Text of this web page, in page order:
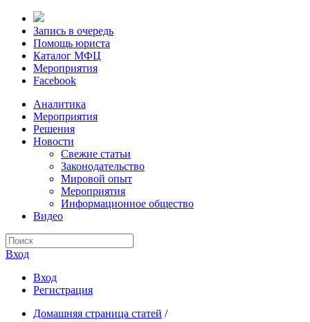
Запись в очередь
Помощь юриста
Каталог МФЦ
Мероприятия
Facebook
Аналитика
Мероприятия
Решения
Новости
Свежие статьи
Законодательство
Мировой опыт
Мероприятия
Информационное общество
Видео
Вход
Вход
Регистрация
Домашняя страница статей /